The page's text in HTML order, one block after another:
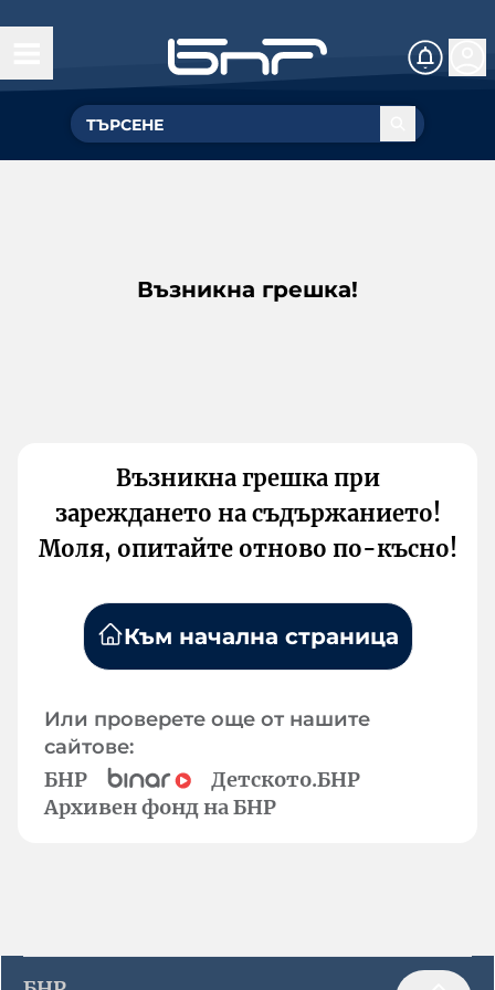
Възникна грешка!
Възникна грешка при
зареждането на съдържанието!
Моля, опитайте отново по-късно!
Към начална страница
Или проверете още от нашите
сайтове:
БНР
Детското.БНР
Архивен фонд на БНР